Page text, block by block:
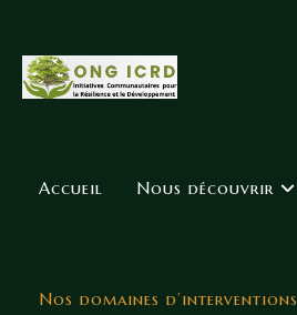
Accueil Nous découvrir
Nos domaines d’interventions